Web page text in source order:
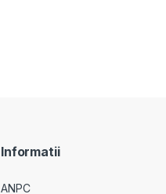
Informatii
ANPC